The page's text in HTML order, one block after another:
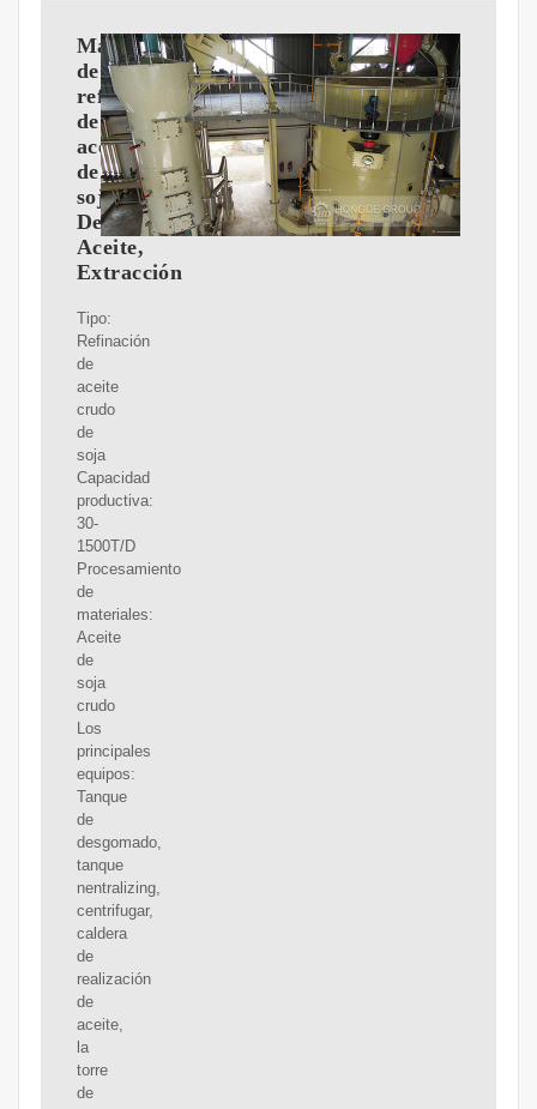
Máquina
de
refinación
de
aceite
de
soja_Prensa
De
Aceite,
Extracción
Tipo:
Refinación
de
aceite
crudo
de
soja
Capacidad
productiva:
30-
1500T/D
Procesamiento
de
materiales:
Aceite
de
soja
crudo
Los
principales
equipos:
Tanque
de
desgomado,
tanque
nentralizing,
centrifugar,
caldera
de
realización
de
aceite,
la
torre
de